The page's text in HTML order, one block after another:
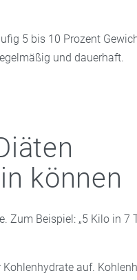
5 bis 10 Prozent
und dauerhaft.
können
Zum Beispiel: „5 Kilo in 7
auf.